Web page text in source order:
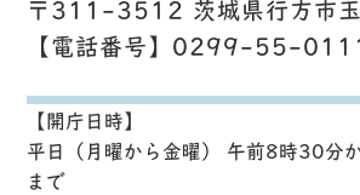
〒311-3512 茨城県行方市
【電話番号】0299-55-
【開庁日時】
平日（月曜から金曜） 午前8時30分
まで